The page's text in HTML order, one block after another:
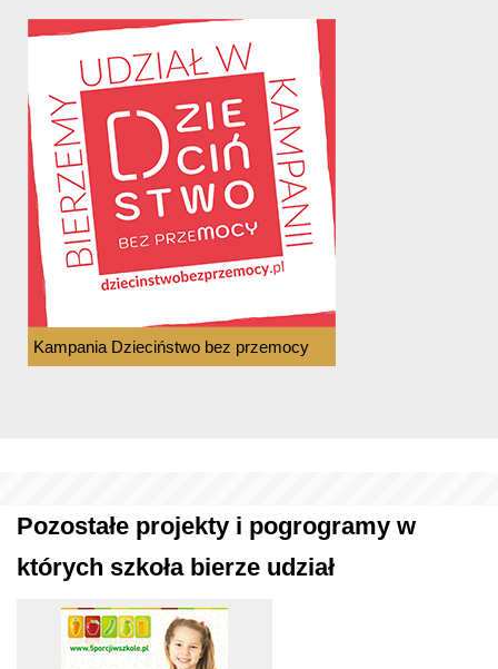
Kampania Dzieciństwo bez przemocy
Pozostałe projekty i pogrogramy w
których szkoła bierze udział